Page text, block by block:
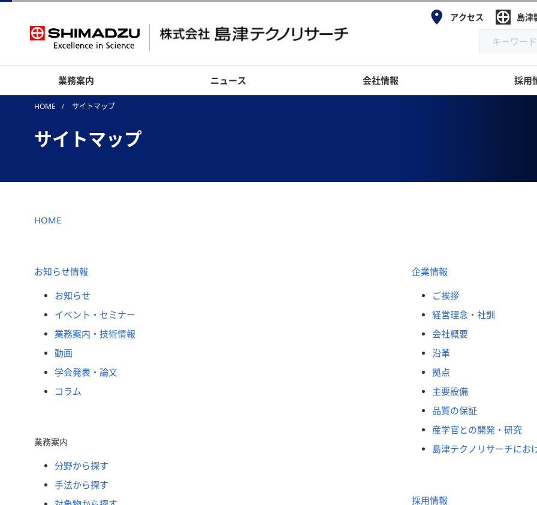
アクセス 島津
業務案内 ニュース 会社情報 採用
HOME サイトマップ
サイトマップ
HOME
お知らせ情報
お知らせ
イベント・セミナー
業務案内・技術情報
動画
学会発表・論文
コラム
業務案内
分野から探す
手法から探す
企業情報
ご挨拶
経営理念・社訓
会社概要
沿革
拠点
主要設備
品質の保証
産学官との開発・研究
島津テクノリサーチにお
採用情報